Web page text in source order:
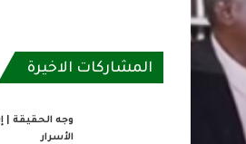
المشاركات الاخيرة
وجه الحقيقة |
الأسرار